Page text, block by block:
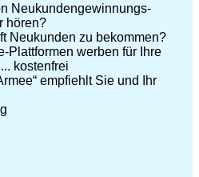
Neukundengewinnungs-
hören?
Neukunden zu bekommen?
Plattformen werben für Ihre
kostenfrei
empfiehlt Sie und Ihr